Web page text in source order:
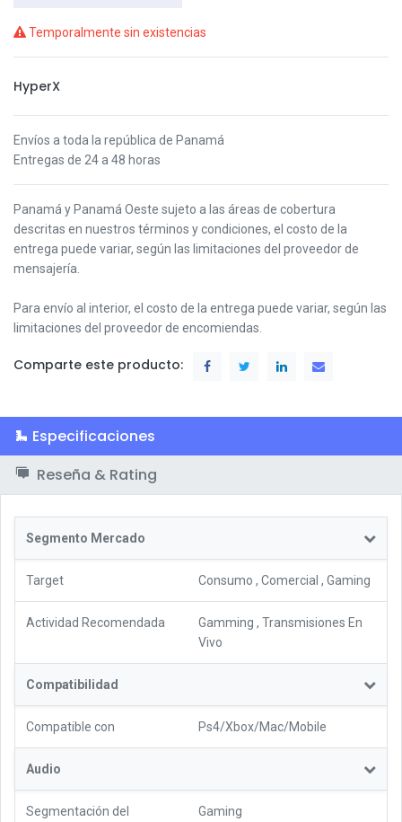
Temporalmente sin existencias
HyperX
Envíos a toda la república de Panamá
Entregas de 24 a 48 horas
Panamá y Panamá Oeste sujeto a las áreas de cobertura
descritas en nuestros términos y condiciones, el costo de la
entrega puede variar, según las limitaciones del proveedor de
mensajería.
Para envío al interior, el costo de la entrega puede variar, según las
limitaciones del proveedor de encomiendas.
Comparte este producto:
Especificaciones
Reseña & Rating
Segmento Mercado
Target Consumo , Comercial , Gaming
Actividad Recomendada Gamming , Transmisiones En
Vivo
Compatibilidad
Compatible con Ps4/Xbox/Mac/Mobile
Audio
Segmentación del
Gaming